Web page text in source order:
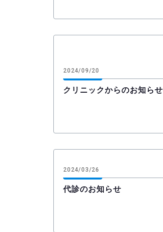
2024/09/20
クリニックからのお知らせ
2024/03/26
代診のお知らせ